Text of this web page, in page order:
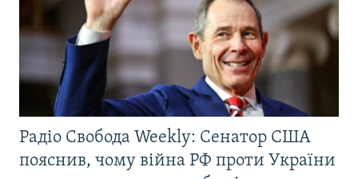
Радіо Свобода Weekly: Сенатор США
пояснив, чому війна РФ проти України